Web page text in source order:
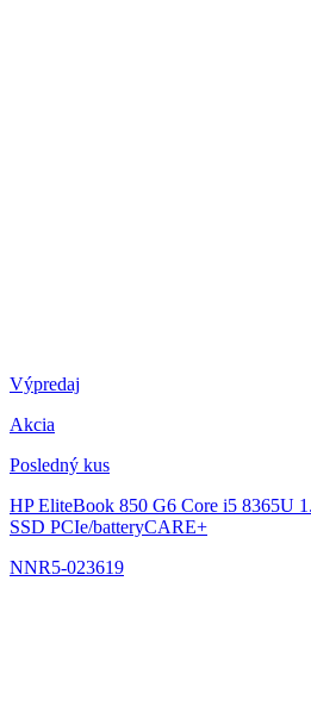
Výpredaj
Akcia
Posledný kus
HP EliteBook 850 G6 Core i5 8365U
SSD PCIe/batteryCARE+
NNR5-023619